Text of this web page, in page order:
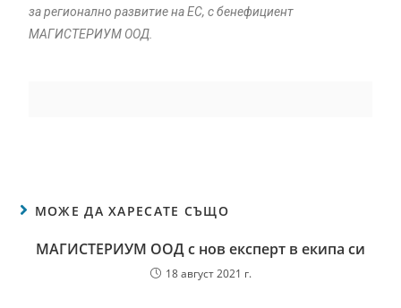
за регионално развитие на ЕС, с бенефициент
МАГИСТЕРИУМ ООД.
МОЖЕ ДА ХАРЕСАТЕ СЪЩО
МАГИСТЕРИУМ ООД с нов експерт в екипа си
18 август 2021 г.